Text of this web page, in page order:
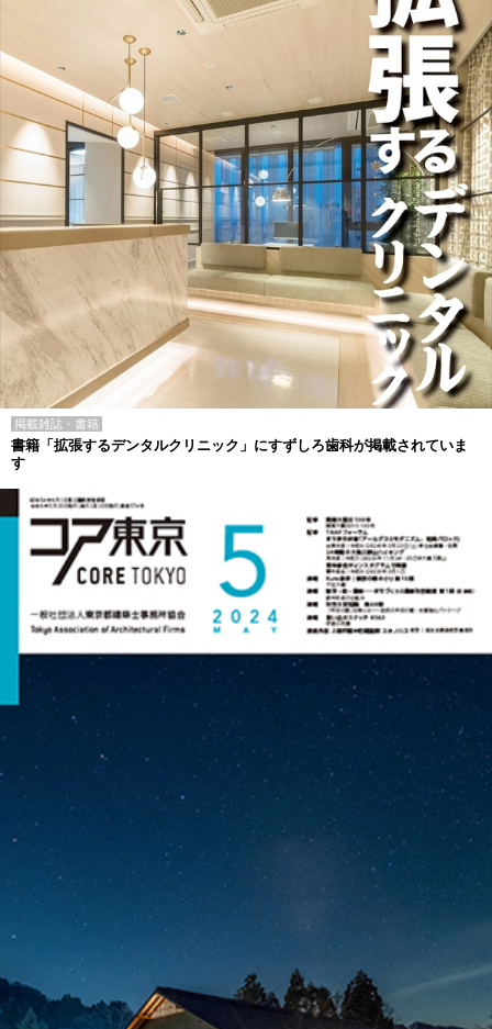
掲載雑誌・書籍
書籍「拡張するデンタルクリニック」にすずしろ歯科が掲載されていま
す